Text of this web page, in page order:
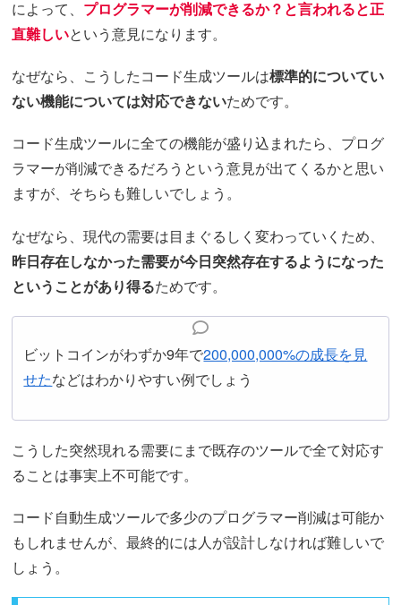
によって、 プログラマーが削減できるか？と言われると正
直難しいという意見になります。
なぜなら、こうしたコード生成ツールは標準的についてい
ない機能については対応できないためです。
コード生成ツールに全ての機能が盛り込まれたら、プログ
ラマーが削減できるだろうという意見が出てくるかと思い
ますが、そちらも難しいでしょう。
なぜなら、現代の需要は目まぐるしく変わっていくため、
昨日存在しなかった需要が今日突然存在するようになった
ということがあり得るためです。
ビットコインがわずか9年で200,000,000%の成長を見
せたなどはわかりやすい例でしょう
こうした突然現れる需要にまで既存のツールで全て対応す
ることは事実上不可能です。
コード自動生成ツールで多少のプログラマー削減は可能か
もしれませんが、最終的には人が設計しなければ難しいで
しょう。